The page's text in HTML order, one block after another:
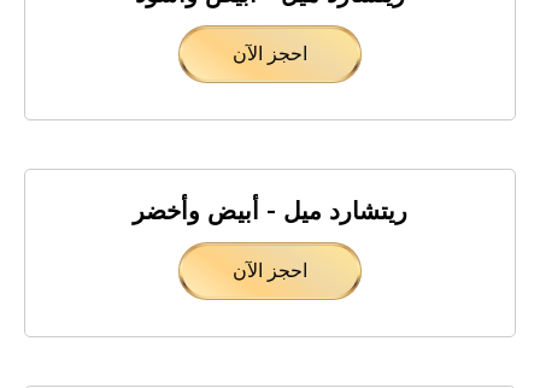
احجز الآن
ريتشارد ميل - أبيض وأخضر
احجز الآن